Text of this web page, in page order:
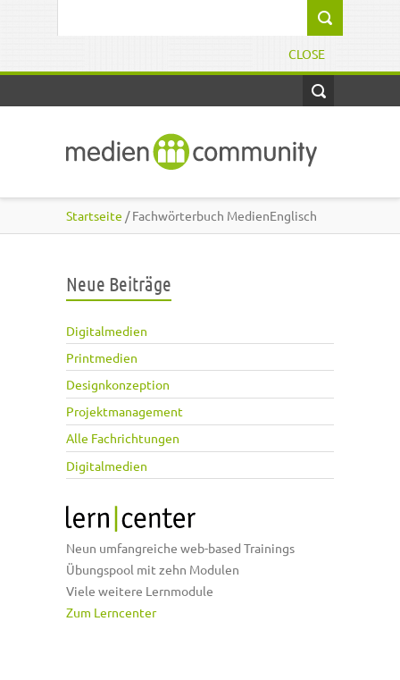
CLOSE
Startseite / Fachwörterbuch MedienEnglisch
Neue Beiträge
Digitalmedien
Printmedien
Designkonzeption
Projektmanagement
Alle Fachrichtungen
Digitalmedien
Neun umfangreiche web-based Trainings
Übungspool mit zehn Modulen
Viele weitere Lernmodule
Zum Lerncenter